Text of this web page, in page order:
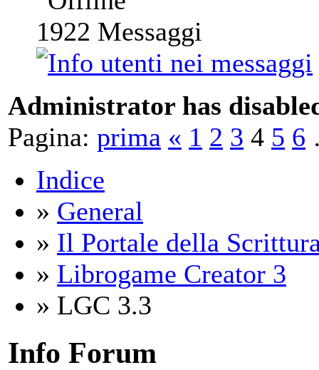
1922 Messaggi
Administrator has
Pagina: prima « 1 2 3 4 5 6
Indice
» General
» Il Portale della
» Librogame Creator 3
» LGC 3.3
Info Forum